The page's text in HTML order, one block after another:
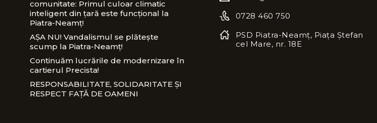
comunitate: Primul culoar climatic
inteligent din țară este funcțional la
Piatra-Neamț!
AȘA NU! Vandalismul se plătește
scump la Piatra-Neamț!
Continuăm lucrările de modernizare în
cartierul Precista!
RESPONSABILITATE, SOLIDARITATE ȘI
RESPECT FAȚĂ DE OAMENI
0728 460 750
PSD Piatra-Neamț, Piața Ștefan
cel Mare, nr. 18E